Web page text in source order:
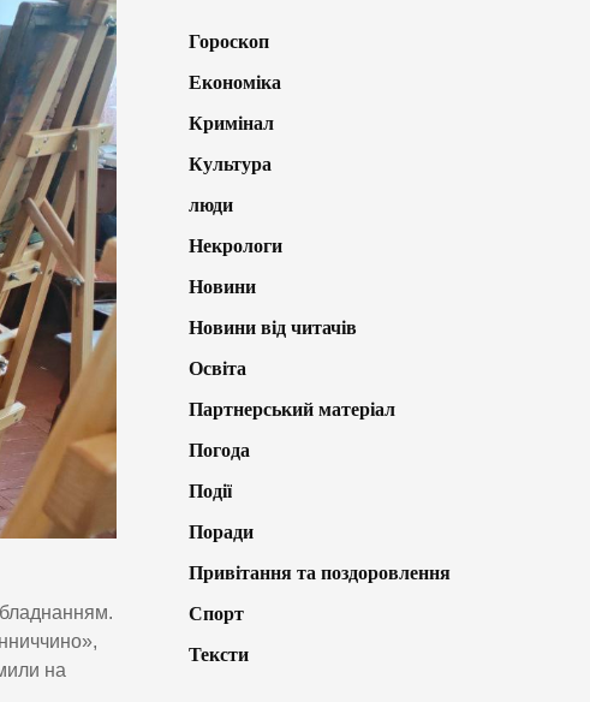
на
Гороскоп
Економіка
Кримінал
Культура
люди
Некрологи
Новини
Новини від читачів
Освіта
Партнерський матеріал
Погода
Події
Поради
Привітання та поздоровлення
Спорт
Тексти